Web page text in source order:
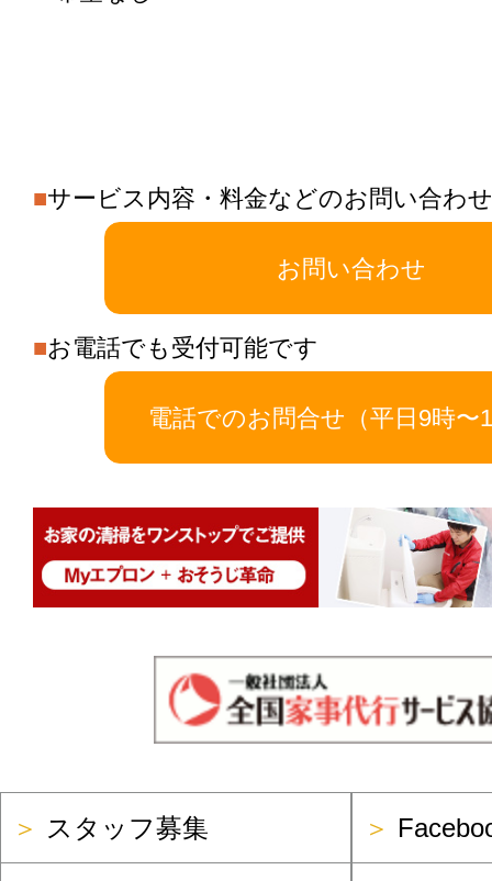
■サービス内容・料金などのお問い合わ
お問い合わせ
■お電話でも受付可能です
電話でのお問合せ（平日9時〜
＞ スタッフ募集 ＞